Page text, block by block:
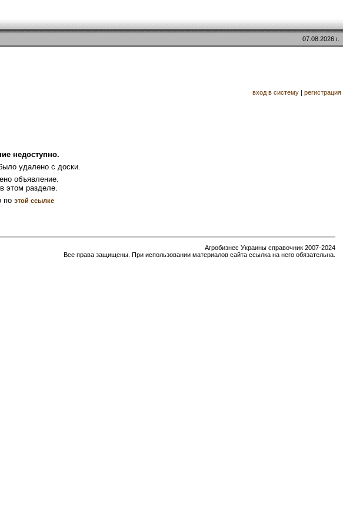
07.08.2026 г.
вход в систему | регистрация
недоступно.
удалено с доски.
объявление.
этом разделе.
по этой ссылке
Агробизнес Украины справочник 2007-2024
Все права защищены. При использовании материалов сайта ссылка на него обязательна.